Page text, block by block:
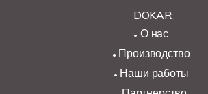
DOKAR:
О нас
Производство
Наши работы